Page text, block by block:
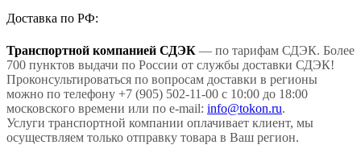
Доставка по РФ:
Транспортной компанией СДЭК — по тарифам СДЭК. Более
700 пунктов выдачи по России от службы доставки СДЭК!
Проконсультироваться по вопросам доставки в регионы
можно по телефону +7 (905) 502-11-00 с 10:00 до 18:00
московского времени или по e-mail: info@tokon.ru.
Услуги транспортной компании оплачивает клиент, мы
осуществляем только отправку товара в Ваш регион.